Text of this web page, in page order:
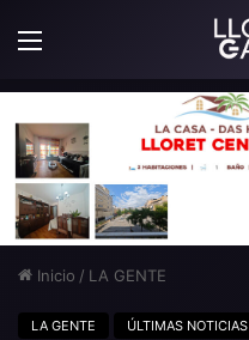
Menú
Inicio / LA GENTE
LA GENTE ÚLTIMAS NOTICIAS